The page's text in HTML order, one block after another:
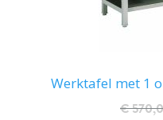
Werktafel met 1
€